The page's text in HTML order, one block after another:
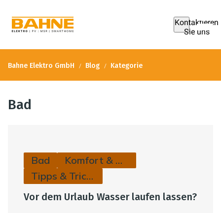
Kontaktieren
Sie uns
Bahne Elektro GmbH Blog Kategorie
Bad
Bad
Komfort & Hygiene
Tipps & Tricks
Vor dem Urlaub Wasser laufen lassen?